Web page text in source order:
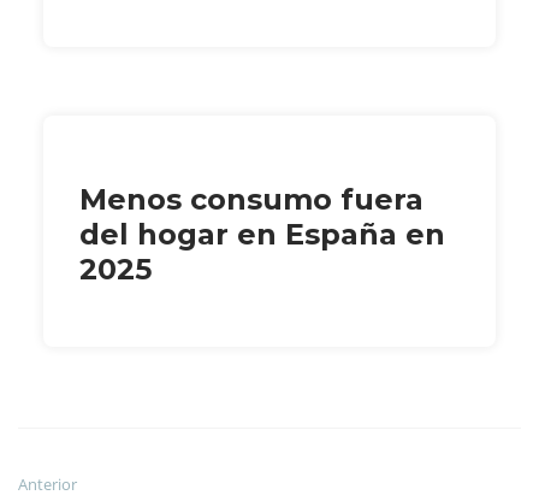
Menos consumo fuera
del hogar en España en
2025
Anterior